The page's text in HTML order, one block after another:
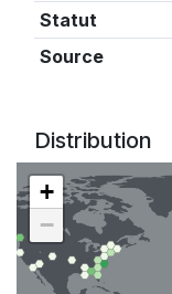
Statut
Source
Distribution
+
−